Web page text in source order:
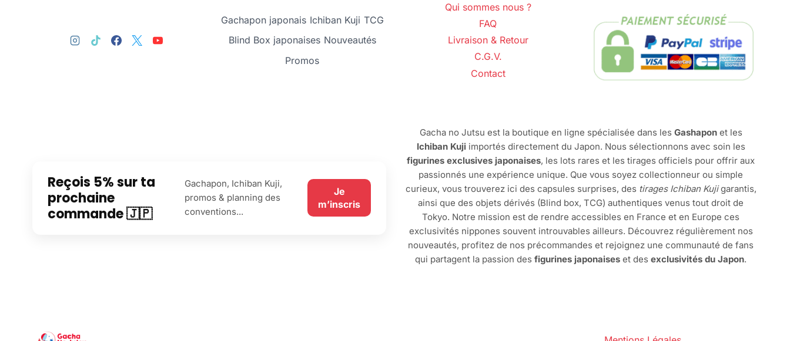
Gachapon japonais Ichiban Kuji TCG
Blind Box japonaises Nouveautés
Promos
Qui sommes nous ?
FAQ
Livraison & Retour
C.G.V.
Contact
Reçois 5% sur ta
prochaine
commande 🇯🇵
Gachapon, Ichiban Kuji,
promos & planning des
conventions...
Je
m’inscris
Gacha no Jutsu est la boutique en ligne spécialisée dans les Gashaponet les
Ichiban Kujiimportés directement du Japon. Nous sélectionnons avec soin les
figurines exclusives japonaises, les lots rares et les tirages officiels pour offrir aux
passionnés une expérience unique. Que vous soyez collectionneur ou simple
curieux, vous trouverez ici des capsules surprises, des tirages Ichiban Kujigarantis,
ainsi que des objets dérivés (Blind box, TCG) authentiques venus tout droit de
Tokyo. Notre mission est de rendre accessibles en France et en Europe ces
exclusivités nippones souvent introuvables ailleurs. Découvrez régulièrement nos
nouveautés, profitez de nos précommandes et rejoignez une communauté de fans
qui partagent la passion des figurines japonaises et des exclusivités du Japon.